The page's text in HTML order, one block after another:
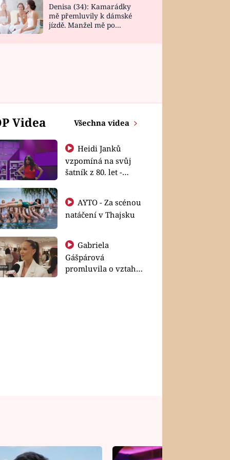
Denisa (34): Kamarádky
mě přemluvily k dámské
jízdě. Manžel mě po
Videa Všechna videa
Heidi Janků
vzpomíná na svůj
šatník z 80. let -
natáčení v Thajsku
Gabriela
Gášpárová
promluvila o vztahu